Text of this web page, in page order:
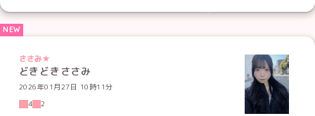
ささみ★
どきどきささみ
2026年01月27日 10時11分
4
2